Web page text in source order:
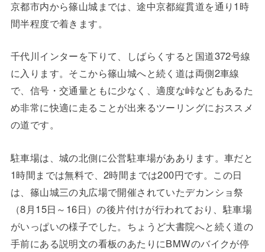
京都市内から篠山城までは、途中京都縦貫道を通り1時
間半程度で着きます。
千代川インターを下りて、しばらくすると国道372号線
に入ります。そこから篠山城へと続く道は両側2車線
で、信号・交通量ともに少なく、適度な峠などもあるた
め非常に快適に走ることが出来るツーリングにおススメ
の道です。
駐車場は、城の北側に公営駐車場がああります。車だと
1時間までは無料で、2時間までは200円です。この日
は、篠山城三の丸広場で開催されていたデカンショ祭
（8月15日～16日）の後片付けが行われており、駐車場
がいっぱいの様子でした。ちょうど大書院へと続く道の
手前にある説明文の看板のあたりにBMWのバイクが停